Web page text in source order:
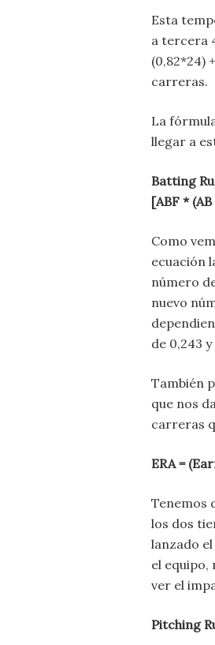
Esta
a tercera
(0,82*24)
carreras.
La
llegar a
Batting
[ABF *
Como
ecuación
número
nuevo
de 0,243
También
que nos
carreras
ERA =
Tenemos
los dos
lanzado
el equipo,
ver el
Pitching